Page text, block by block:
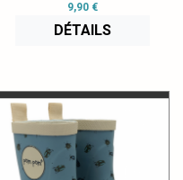
9,90 €
DÉTAILS